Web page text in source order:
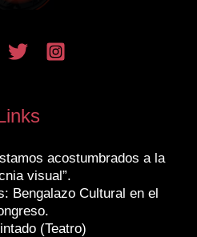
acostumbrados a la
visual”.
Bengalazo Cultural en el
(Teatro)